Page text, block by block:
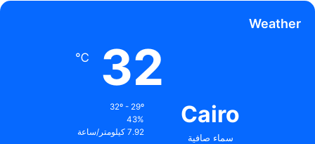
Weather
Cairo
سماء صافية
32
℃
43%
7.92 كيلومتر/ساعة